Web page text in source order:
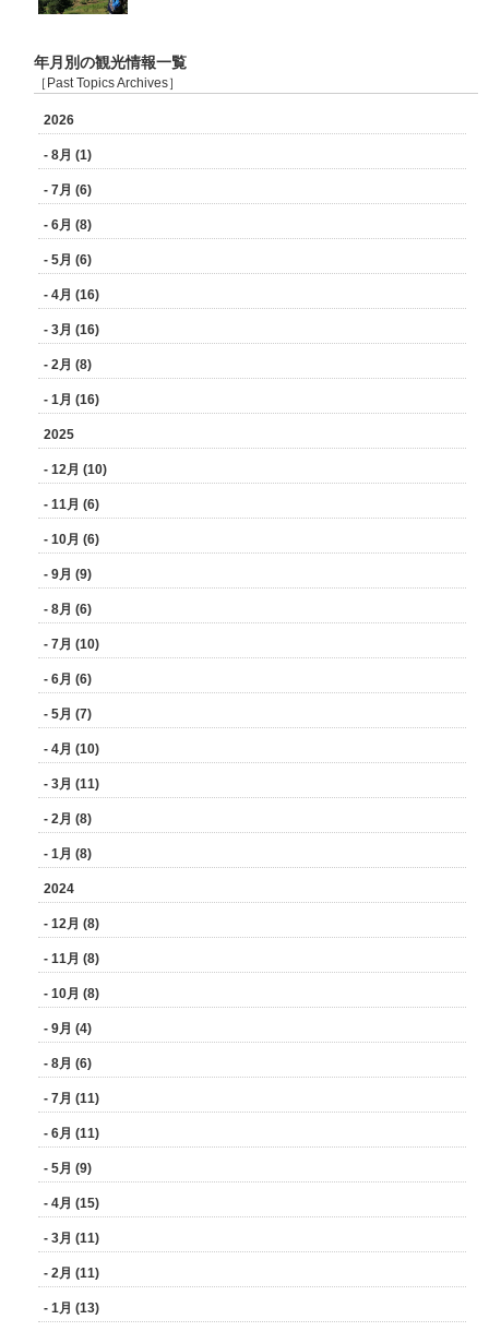
年月別の観光情報一覧
［Past Topics Archives］
2026
- 8月 (1)
- 7月 (6)
- 6月 (8)
- 5月 (6)
- 4月 (16)
- 3月 (16)
- 2月 (8)
- 1月 (16)
2025
- 12月 (10)
- 11月 (6)
- 10月 (6)
- 9月 (9)
- 8月 (6)
- 7月 (10)
- 6月 (6)
- 5月 (7)
- 4月 (10)
- 3月 (11)
- 2月 (8)
- 1月 (8)
2024
- 12月 (8)
- 11月 (8)
- 10月 (8)
- 9月 (4)
- 8月 (6)
- 7月 (11)
- 6月 (11)
- 5月 (9)
- 4月 (15)
- 3月 (11)
- 2月 (11)
- 1月 (13)